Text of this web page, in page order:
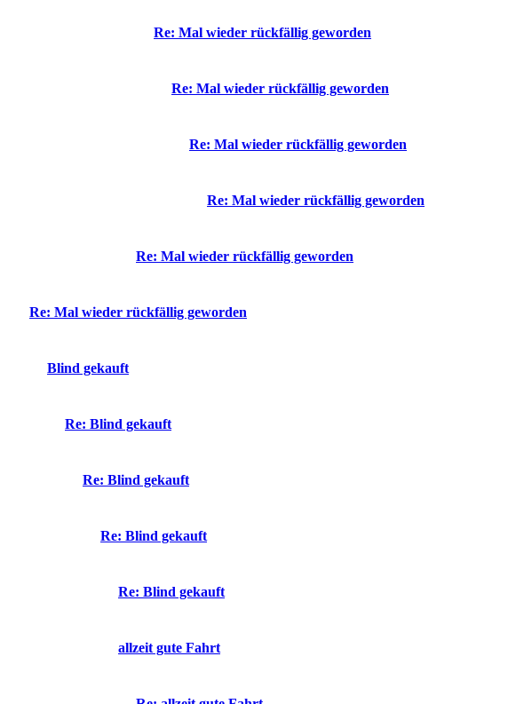
Re: Mal wieder rückfällig geworden
Re: Mal wieder rückfällig geworden
Re: Mal wieder rückfällig geworden
Re: Mal wieder rückfällig geworden
Re: Mal wieder rückfällig geworden
Re: Mal wieder rückfällig geworden
Blind gekauft
Re: Blind gekauft
Re: Blind gekauft
Re: Blind gekauft
Re: Blind gekauft
allzeit gute Fahrt